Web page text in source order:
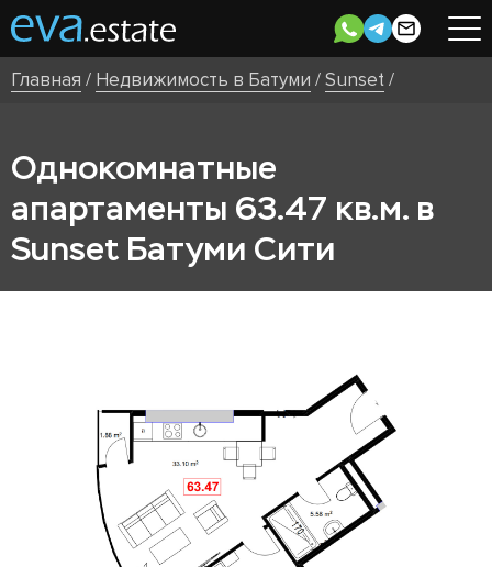
Главная / Недвижимость в Батуми /Sunset/
Однокомнатные
апартаменты 63.47 кв.м. в
Sunset Батуми Сити